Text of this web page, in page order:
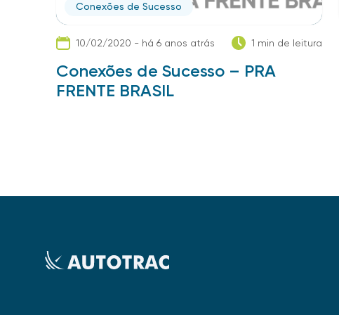
Conexões de Sucesso
10/02/2020 - há 6 anos atrás 1 min de leitura
Conexões de Sucesso – PRA
FRENTE BRASIL